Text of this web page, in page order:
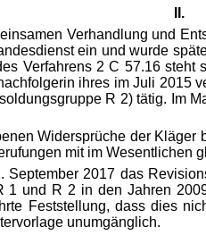
II.
Verhandlung und
ein und wurde
Verfahrens 2 C 57.16
ihres im Juli
R 2) tätig. Im
Widersprüche der
mit im Wesentlichen
2017 das
und R 2 in den Jahren
Feststellung, dass dies
unumgänglich.